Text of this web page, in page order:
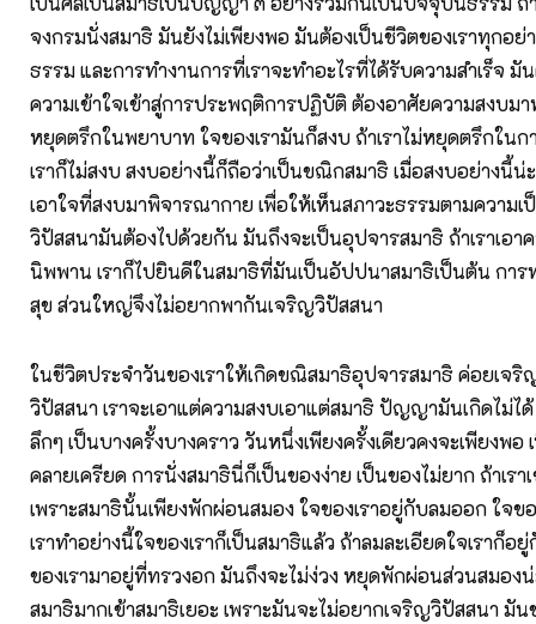
จงกรมนั่งสมาธิ มันยังไม่เพียงพอ มันต้องเป็นชีวิตของเราทุกอย่
ธรรม และการทำงานการที่เราจะทำอะไรที่ได้รับความสำเร็จ มั
ความเข้าใจเข้าสู่การประพฤติการปฏิบัติ ต้องอาศัยความสงบม
หยุดตรึกในพยาบาท ใจของเรามันก็สงบ ถ้าเราไม่หยุดตรึกใน
เราก็ไม่สงบ สงบอย่างนี้ก็ถือว่าเป็นขณิกสมาธิ เมื่อสงบอย่างนี้น่ะ
เอาใจที่สงบมาพิจารณากาย เพื่อให้เห็นสภาวะธรรมตามความ
วิปัสสนามันต้องไปด้วยกัน มันถึงจะเป็นอุปจารสมาธิ ถ้าเราเอา
นิพพาน เราก็ไปยินดีในสมาธิที่มันเป็นอัปปนาสมาธิเป็นต้น กา
สุข ส่วนใหญ่จึงไม่อยากพากันเจริญวิปัสสนา
ในชีวิตประจำวันของเราให้เกิดขณิสมาธิอุปจารสมาธิ ค่อยเจ
วิปัสสนา เราจะเอาแต่ความสงบเอาแต่สมาธิ ปัญญามันเกิดไม่ได้
ลึกๆ เป็นบางครั้งบางคราว วันหนึ่งเพียงครั้งเดียวคงจะเพียงพอ
คลายเครียด การนั่งสมาธินี่ก็เป็นของง่าย เป็นของไม่ยาก ถ้าเรา
เพราะสมาธินั้นเพียงพักผ่อนสมอง ใจของเราอยู่กับลมออก ใจข
เราทำอย่างนี้ใจของเราก็เป็นสมาธิแล้ว ถ้าลมละเอียดใจเราก็อ
ของเรามาอยู่ที่ทรวงอก มันถึงจะไม่ง่วง หยุดพักผ่อนส่วนสมองน่
สมาธิมากเข้าสมาธิเยอะ เพราะมันจะไม่อยากเจริญวิปัสสนา มั